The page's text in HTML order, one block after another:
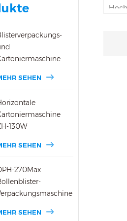
SEHEN
130W
SEHEN
270Max
SEHEN